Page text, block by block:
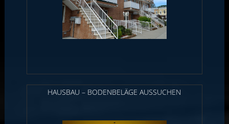
HAUSBAU – BODENBELÄGE AUSSUCHEN